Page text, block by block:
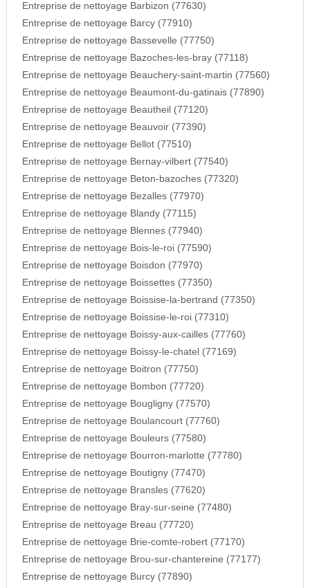
Entreprise de nettoyage Barbizon (77630)
Entreprise de nettoyage Barcy (77910)
Entreprise de nettoyage Bassevelle (77750)
Entreprise de nettoyage Bazoches-les-bray (77118)
Entreprise de nettoyage Beauchery-saint-martin (77560)
Entreprise de nettoyage Beaumont-du-gatinais (77890)
Entreprise de nettoyage Beautheil (77120)
Entreprise de nettoyage Beauvoir (77390)
Entreprise de nettoyage Bellot (77510)
Entreprise de nettoyage Bernay-vilbert (77540)
Entreprise de nettoyage Beton-bazoches (77320)
Entreprise de nettoyage Bezalles (77970)
Entreprise de nettoyage Blandy (77115)
Entreprise de nettoyage Blennes (77940)
Entreprise de nettoyage Bois-le-roi (77590)
Entreprise de nettoyage Boisdon (77970)
Entreprise de nettoyage Boissettes (77350)
Entreprise de nettoyage Boissise-la-bertrand (77350)
Entreprise de nettoyage Boissise-le-roi (77310)
Entreprise de nettoyage Boissy-aux-cailles (77760)
Entreprise de nettoyage Boissy-le-chatel (77169)
Entreprise de nettoyage Boitron (77750)
Entreprise de nettoyage Bombon (77720)
Entreprise de nettoyage Bougligny (77570)
Entreprise de nettoyage Boulancourt (77760)
Entreprise de nettoyage Bouleurs (77580)
Entreprise de nettoyage Bourron-marlotte (77780)
Entreprise de nettoyage Boutigny (77470)
Entreprise de nettoyage Bransles (77620)
Entreprise de nettoyage Bray-sur-seine (77480)
Entreprise de nettoyage Breau (77720)
Entreprise de nettoyage Brie-comte-robert (77170)
Entreprise de nettoyage Brou-sur-chantereine (77177)
Entreprise de nettoyage Burcy (77890)